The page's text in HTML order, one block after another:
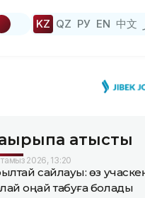
KZ QZ РУ EN 中文
қатысты
2026, 13:20
сайлауы: өз
оңай табуға болады